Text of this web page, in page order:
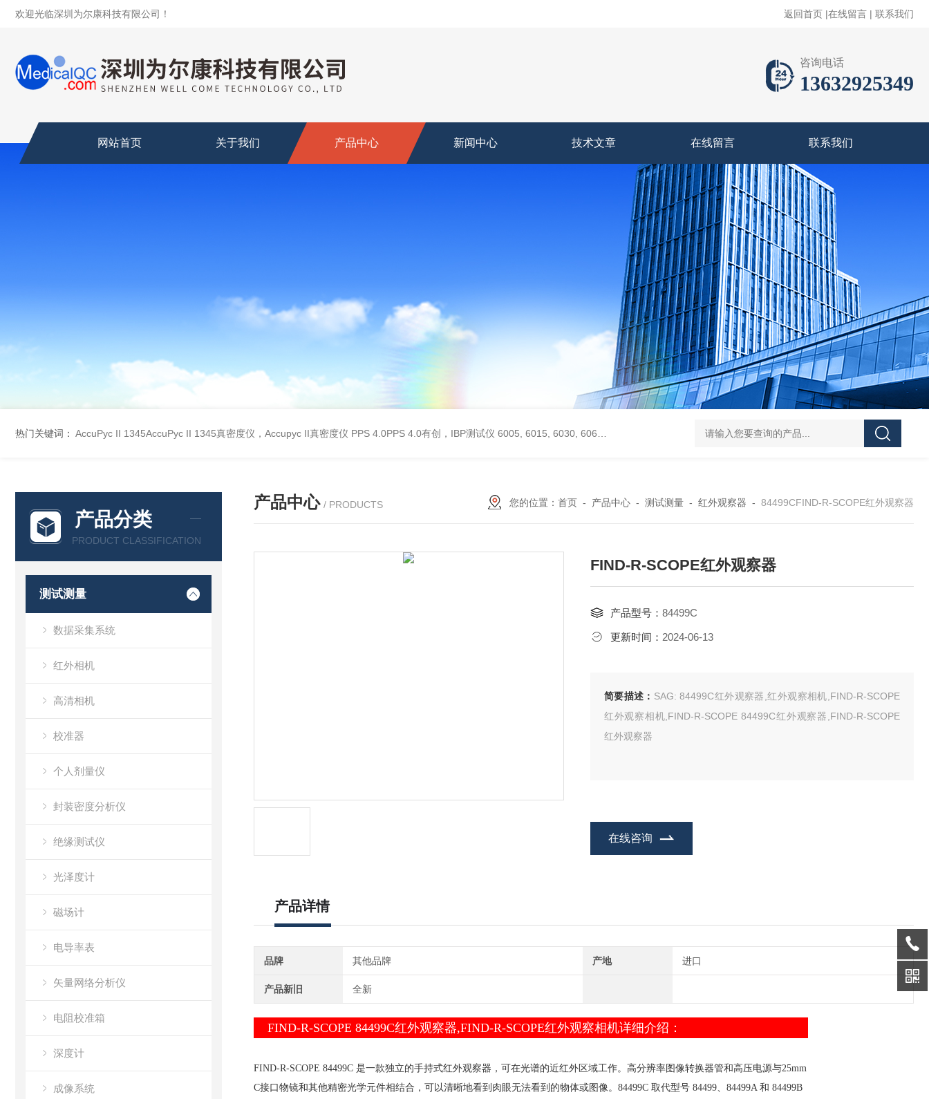
欢迎光临深圳为尔康科技有限公司！ 返回首页 |在线留言 | 联系我们
咨询电话
13632925349
网站首页 关于我们 产品中心 新闻中心 技术文章 在线留言 联系我们
热门关键词： AccuPyc II 1345AccuPyc II 1345真密度仪，Accupyc II真密度仪 PPS 4.0PPS 4.0有创，IBP测试仪 6005, 6015, 6030, 6060, 6100, 6170Hans Rudolph非扩散气体收集袋,Hans Rudolph非扩散气囊
产品分类
PRODUCT CLASSIFICATION
测试测量
数据采集系统
红外相机
高清相机
校准器
个人剂量仪
封装密度分析仪
绝缘测试仪
光泽度计
磁场计
电导率表
矢量网络分析仪
电阻校准箱
深度计
成像系统
产品中心 / PRODUCTS 您的位置： 首页 - 产品中心 - 测试测量 - 红外观察器 - 84499CFIND-R-SCOPE红外观察器
FIND-R-SCOPE红外观察器
产品型号： 84499C
更新时间： 2024-06-13
简要描述： SAG: 84499C红外观察器,红外观察相机,FIND-R-SCOPE
红外观察相机,FIND-R-SCOPE 84499C红外观察器,FIND-R-SCOPE
红外观察器
在线咨询
产品详情
品牌 其他品牌 产地 进口
产品新旧 全新
FIND-R-SCOPE 84499C红外观察器,FIND-R-SCOPE红外观察相机详细介绍：
FIND-R-SCOPE 84499C 是一款独立的手持式红外观察器，可在光谱的近红外区域工作。高分辨率图像转换器管和高压电源与25mm
C接口物镜和其他精密光学元件相结合，可以清晰地看到肉眼无法看到的物体或图像。84499C 取代型号 84499、84499A 和 84499B